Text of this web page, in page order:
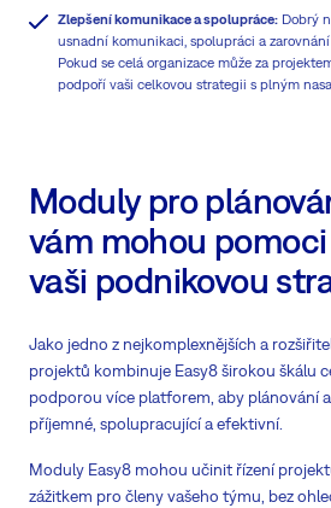
Zlepšení komunikace a spolupráce: Dobrý
usnadní komunikaci, spolupráci a
Pokud se celá organizace může za
podpoří vaši celkovou strategii s plným
Moduly pro
vám mohou
vaši podnikovou
Jako jedno z nejkomplexnějších a
projektů kombinuje Easy8 širokou škálu
podporou více platforem, aby plánování
příjemné, spolupracující a efektivní.
Moduly Easy8 mohou učinit řízení
zážitkem pro členy vašeho týmu, bez